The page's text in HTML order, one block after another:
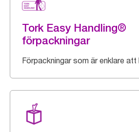
Tork Easy Handling®
förpackningar
Förpackningar som är enklare